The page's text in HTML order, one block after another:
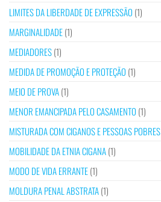
LIMITES DA LIBERDADE DE EXPRESSÃO (1)
MARGINALIDADE(1)
MEDIADORES(1)
MEDIDA DE PROMOÇÃO E PROTEÇÃO (1)
MEIO DE PROVA(1)
MENOR EMANCIPADA PELO CASAMENTO (1)
MISTURADA COM CIGANOS E PESSOAS POBRES
MOBILIDADE DA ETNIA CIGANA(1)
MODO DE VIDA ERRANTE(1)
MOLDURA PENAL ABSTRATA(1)